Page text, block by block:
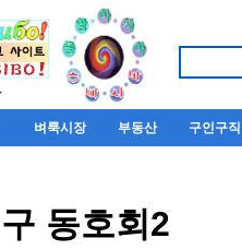
벼룩시장 부동산 구인구직
동호회2